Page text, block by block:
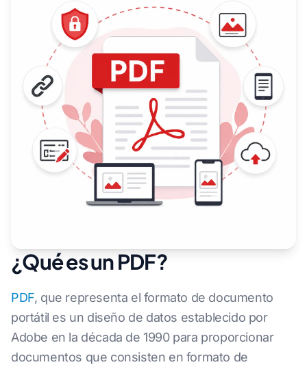
¿Qué es un PDF?
PDF, que representa el formato de documento
portátil es un diseño de datos establecido por
Adobe en la década de 1990 para proporcionar
documentos que consisten en formato de